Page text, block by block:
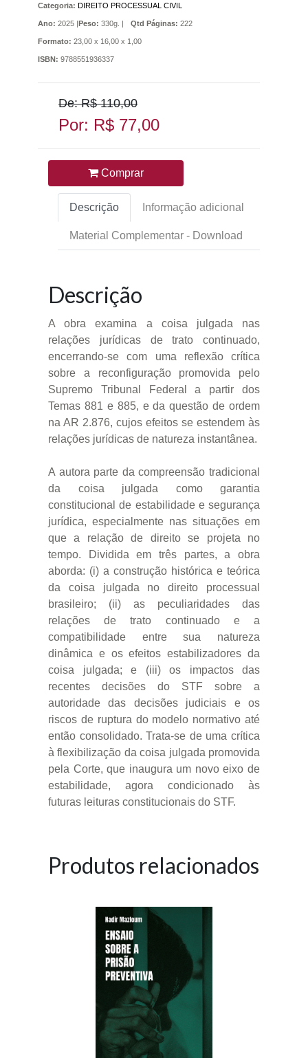
Categoria: DIREITO PROCESSUAL CIVIL
Ano: 2025 |Peso: 330g. | Qtd Páginas: 222
Formato: 23,00 x 16,00 x 1,00
ISBN: 9788551936337
De: R$ 110,00
Por: R$ 77,00
Comprar
Descrição Informação adicional
Material Complementar - Download
Descrição
A obra examina a coisa julgada nas
relações jurídicas de trato continuado,
encerrando-se com uma reflexão crítica
sobre a reconfiguração promovida pelo
Supremo Tribunal Federal a partir dos
Temas 881 e 885, e da questão de ordem
na AR 2.876, cujos efeitos se estendem às
relações jurídicas de natureza instantânea.
A autora parte da compreensão tradicional
da coisa julgada como garantia
constitucional de estabilidade e segurança
jurídica, especialmente nas situações em
que a relação de direito se projeta no
tempo. Dividida em três partes, a obra
aborda: (i) a construção histórica e teórica
da coisa julgada no direito processual
brasileiro; (ii) as peculiaridades das
relações de trato continuado e a
compatibilidade entre sua natureza
dinâmica e os efeitos estabilizadores da
coisa julgada; e (iii) os impactos das
recentes decisões do STF sobre a
autoridade das decisões judiciais e os
riscos de ruptura do modelo normativo até
então consolidado. Trata-se de uma crítica
à flexibilização da coisa julgada promovida
pela Corte, que inaugura um novo eixo de
estabilidade, agora condicionado às
futuras leituras constitucionais do STF.
Produtos relacionados